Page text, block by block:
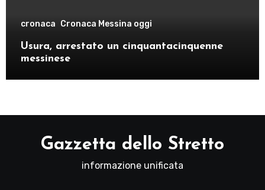
cronaca Cronaca Messina oggi
Usura, arrestato un cinquantacinquenne
messinese
Gazzetta dello Stretto
informazione unificata